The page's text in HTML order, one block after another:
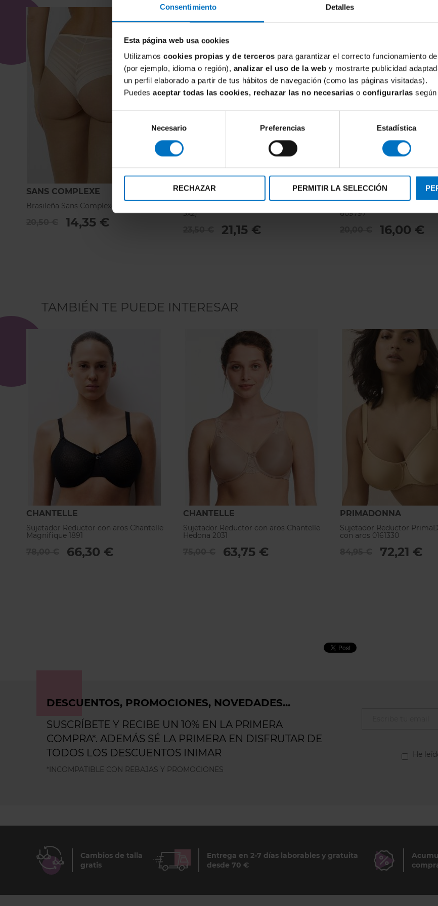
Consentimiento Detalles
Esta página web usa cookies
Utilizamos cookies propias y de terceros para garantizar el correcto funcionamiento
(por ejemplo, idioma o región), analizar el uso de la web y mostrarte publicidad
un perfil elaborado a partir de tus hábitos de navegación (como las páginas visitadas).
Puedes aceptar todas las cookies, rechazar las no necesarias o configurarlas
consentimiento
Necesario Preferencias Estadística
RECHAZAR PERMITIR LA SELECCIÓN
SANS COMPLEXE
Brasileña Sans Complexe Lift Up 319798
14,35 €
JANIRA
3x2)
21,15 €
SANS COMPLEXE
609797
16,00 €
TAMBIÉN TE PUEDE INTERESAR
CHANTELLE
Sujetador Reductor con aros Chantelle
Magnifique 1891
66,30 €
CHANTELLE
Sujetador Reductor con aros Chantelle
Hedona 2031
63,75 €
PRIMADONNA
Sujetador Reductor
con aros 0161330
72,21 €
DESCUENTOS, PROMOCIONES, NOVEDADES...
SUSCRÍBETE Y RECIBE UN 10% EN LA PRIMERA
COMPRA*. ADEMÁS SÉ LA PRIMERA EN DISFRUTAR DE
TODOS LOS DESCUENTOS INIMAR
*INCOMPATIBLE CON REBAJAS Y PROMOCIONES
He
Cambios de talla
gratis
Entrega en 2-7 días laborables y gratuita
desde 70 €